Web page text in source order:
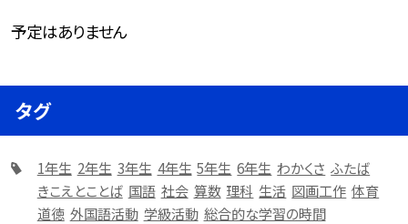
予定はありません
タグ
1年生 2年生 3年生 4年生 5年生 6年生 わかくさ ふたば
きこえとことば 国語 社会 算数 理科 生活 図画工作 体育
道徳 外国語活動 学級活動 総合的な学習の時間